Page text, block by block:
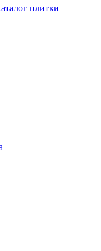
плитки